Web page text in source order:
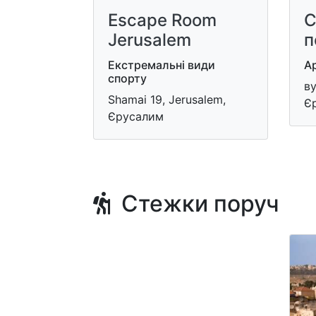
Escape Room
Jerusalem
Екстремальні види
спорту
Shamai 19, Jerusalem,
Єрусалим
Стежки поруч